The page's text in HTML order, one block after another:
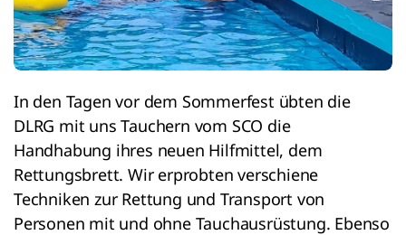
In den Tagen vor dem Sommerfest übten die
DLRG mit uns Tauchern vom SCO die
Handhabung ihres neuen Hilfmittel, dem
Rettungsbrett. Wir erprobten verschiene
Techniken zur Rettung und Transport von
Personen mit und ohne Tauchausrüstung. Ebenso